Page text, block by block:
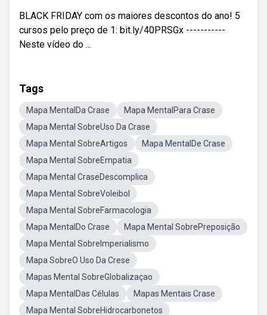
BLACK FRIDAY com os maiores descontos do ano! 5
cursos pelo preço de 1: bit.ly/40PRSGx -----------
Neste vídeo do ...
Tags
Mapa MentalDa Crase
Mapa MentalPara Crase
Mapa Mental SobreUso Da Crase
Mapa Mental SobreArtigos
Mapa MentalDe Crase
Mapa Mental SobreEmpatia
Mapa Mental CraseDescomplica
Mapa Mental SobreVoleibol
Mapa Mental SobreFarmacologia
Mapa MentalDo Crase
Mapa Mental SobrePreposição
Mapa Mental SobreImperialismo
Mapa SobreO Uso Da Crese
Mapas Mental SobreGlobalizaçao
Mapa MentalDas Células
Mapas Mentais Crase
Mapa Mental SobreHidrocarbonetos